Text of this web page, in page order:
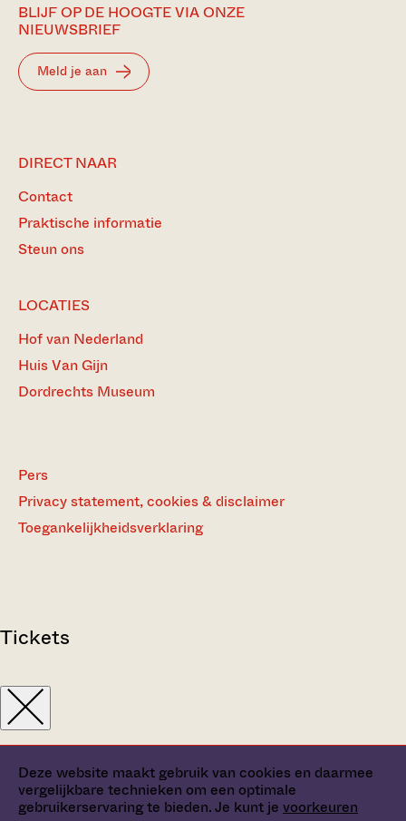
Deze website maakt gebruik van cookies en daarmee
vergelijkbare technieken om een optimale
gebruikerservaring te bieden. Je kunt je voorkeuren
BLIJF OP DE HOOGTE VIA ONZE
NIEUWSBRIEF
Meld je aan
DIRECT NAAR
Contact
Praktische informatie
Steun ons
LOCATIES
Hof van Nederland
Huis Van Gijn
Dordrechts Museum
Pers
Privacy statement, cookies & disclaimer
Toegankelijkheidsverklaring
Tickets